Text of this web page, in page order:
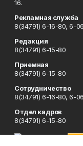
16.
Рекламная служба
8(34791) 6-16-80, 6-
Редакция
8(34791) 6-15-80
Приемная
8(34791) 6-15-80
Сотрудничество
8(34791) 6-16-80, 6-
Отдел кадров
8(34791) 6-15-80